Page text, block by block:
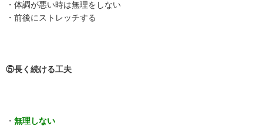
・体調が悪い時は無理をしない
・前後にストレッチする
⑤長く続ける工夫
・ 無理しない